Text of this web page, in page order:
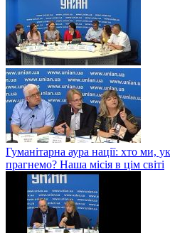
Гуманітарна аура нації: хто ми,
прагнемо? Наша місія в цім світі